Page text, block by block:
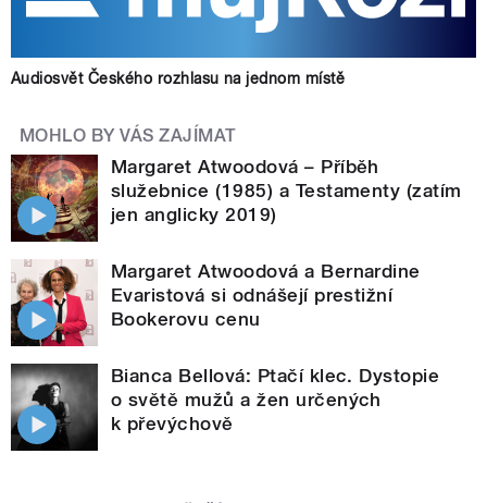
Audiosvět Českého rozhlasu na jednom místě
MOHLO BY VÁS ZAJÍMAT
Margaret Atwoodová – Příběh
služebnice (1985) a Testamenty (zatím
jen anglicky 2019)
Margaret Atwoodová a Bernardine
Evaristová si odnášejí prestižní
Bookerovu cenu
Bianca Bellová: Ptačí klec. Dystopie
o světě mužů a žen určených
k převýchově